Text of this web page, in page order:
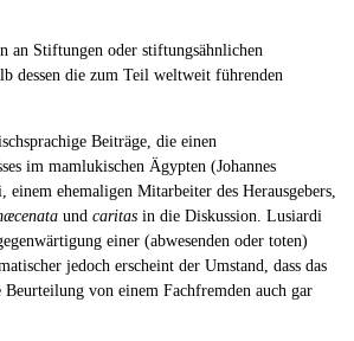
an Stiftungen oder stiftungsähnlichen
dessen die zum Teil weltweit führenden
Beiträge, die einen
im mamlukischen Ägypten (Johannes
ehemaligen Mitarbeiter des Herausgebers,
und caritas in die Diskussion. Lusiardi
einer (abwesenden oder toten)
jedoch erscheint der Umstand, dass das
von einem Fachfremden auch gar